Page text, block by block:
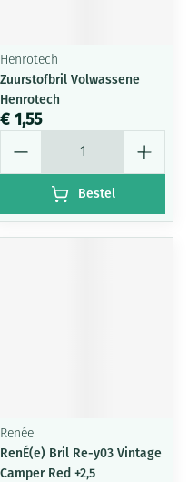
Henrotech
Zuurstofbril Volwassene
Henrotech
€ 1,55
Bestel
Renée
RenÉ(e) Bril Re-y03 Vintage
Camper Red +2,5